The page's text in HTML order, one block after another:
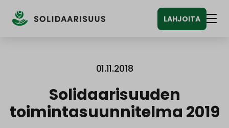
sisältöön
LAHJOITA
01.11.2018
Solidaarisuuden
toimintasuunnitelma 2019